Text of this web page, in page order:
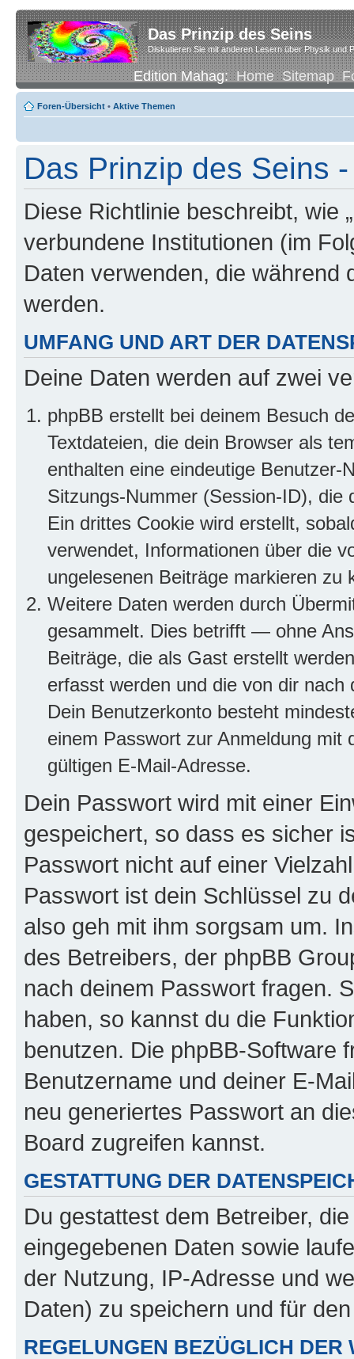
Das Prinzip des Seins
Diskutieren Sie mit anderen Lesern über Physik und
Edition Mahag:Home Sitemap
Foren-Übersicht • Aktive Themen
Das Prinzip des Seins
Diese Richtlinie beschreibt, wie
verbundene Institutionen (im
Daten verwenden, die während
werden.
UMFANG UND ART DER
Deine Daten werden auf zwei
phpBB erstellt bei deinem Besuch
Textdateien, die dein Browser als
enthalten eine eindeutige
Sitzungs-Nummer (Session-ID), die
Ein drittes Cookie wird erstellt,
verwendet, Informationen über die
ungelesenen Beiträge markieren zu
Weitere Daten werden durch
gesammelt. Dies betrifft — ohne
Beiträge, die als Gast erstellt
erfasst werden und die von dir
Dein Benutzerkonto besteht
einem Passwort zur Anmeldung mit
gültigen E-Mail-Adresse.
Dein Passwort wird mit einer
gespeichert, so dass es sicher
Passwort nicht auf einer
Passwort ist dein Schlüssel zu
also geh mit ihm sorgsam um.
des Betreibers, der phpBB
nach deinem Passwort fragen.
haben, so kannst du die
benutzen. Die phpBB-Software
Benutzername und deiner E-
neu generiertes Passwort an
Board zugreifen kannst.
GESTATTUNG DER
Du gestattest dem Betreiber,
eingegebenen Daten sowie
der Nutzung, IP-Adresse und
Daten) zu speichern und für
REGELUNGEN BEZÜGLICH DER